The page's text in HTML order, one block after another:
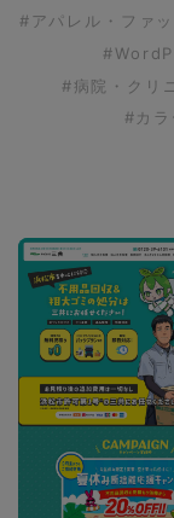
#アパレル・ファ
#病院・クリ
#カラ